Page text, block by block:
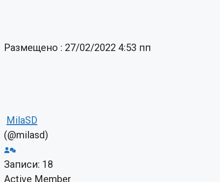
Размещено : 27/02/2022 4:53 пп
MilaSD
(@milasd)
Записи: 18
Active Member